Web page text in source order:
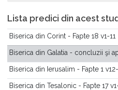
Lista predici din acest
Biserica din Corint - Fapte 18 v1-11
Biserica din Galatia - concluzii şi
Biserica din Ierusalim - Fapte 1
Biserica din Tesalonic - Fapte 17